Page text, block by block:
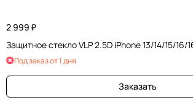
2 999 ₽
Защитное стекло VLP 2.5D iPhone 13/14/15/16/
Под заказ от 1 дня
Заказать